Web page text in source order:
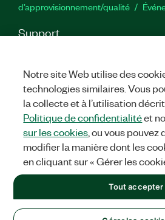
d’approvisionnement/qualité
Support
service
Commentaires sur le site
©2026NATIONAL INSTRUMENTS CORP.
Notre site Web utilise des
technologies similaires. Vous
la collecte et à l’utilisation
Politique de confidentialitéet
sur les cookies , ou vous
modifier la manière dont les
en cliquant sur « Gérer les
Tout accepter